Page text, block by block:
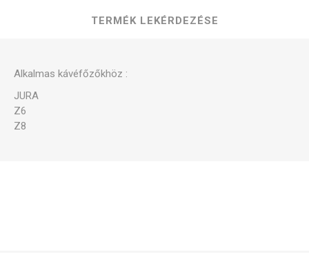
TERMÉK LEKÉRDEZÉSE
Alkalmas kávéfőzőkhöz :
JURA
Z6
Z8